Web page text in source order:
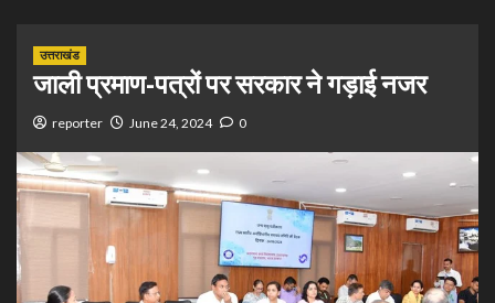
उत्तराखंड
जाली प्रमाण-पत्रों पर सरकार ने गड़ाई नजर
reporter June 24, 2024 0